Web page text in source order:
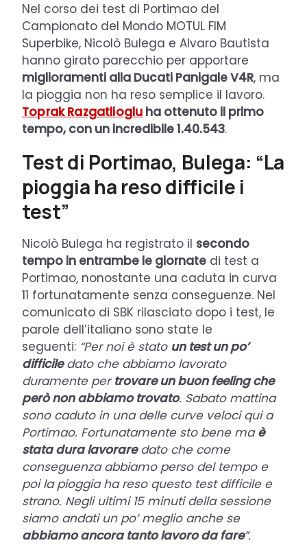
Nel corso dei test di Portimao del
Campionato del Mondo MOTUL FIM
Superbike, Nicolò Bulega e Alvaro Bautista
hanno girato parecchio per apportare
miglioramenti alla Ducati Panigale V4R, ma
la pioggia non ha reso semplice il lavoro.
Toprak Razgatlioglu ha ottenuto il primo
tempo, con un incredibile 1.40.543.
Test di Portimao, Bulega: “La
pioggia ha reso difficile i
test”
Nicolò Bulega ha registrato il secondo
tempo in entrambe le giornate di test a
Portimao, nonostante una caduta in curva
11 fortunatamente senza conseguenze. Nel
comunicato di SBK rilasciato dopo i test, le
parole dell’italiano sono state le
seguenti: “Per noi è stato un test un po’
difficiledato che abbiamo lavorato
duramente per trovare un buon feeling che
però non abbiamo trovato. Sabato mattina
sono caduto in una delle curve veloci qui a
Portimao. Fortunatamente sto bene maè
stata dura lavoraredato che come
conseguenza abbiamo perso del tempo e
poi la pioggia ha reso questo test difficile e
strano. Negli ultimi 15 minuti della sessione
siamo andati un po’ meglio anche se
abbiamo ancora tanto lavoro da fare”.